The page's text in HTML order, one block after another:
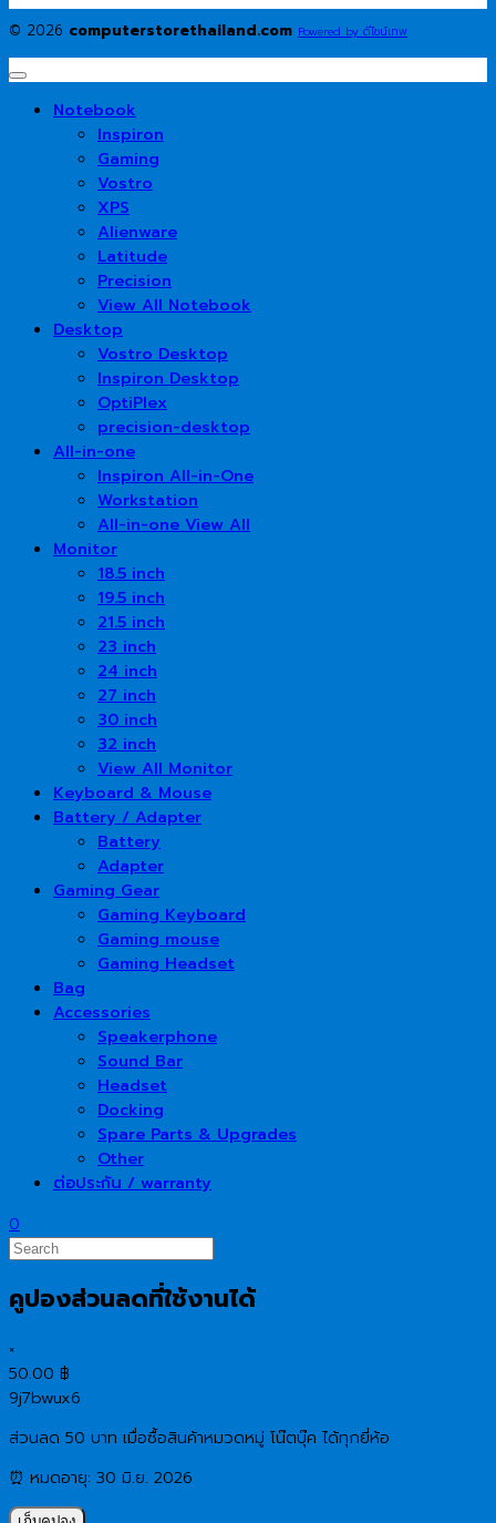
© 2026 computerstorethailand.com Powered by ดีไซน์เทพ
Notebook
Inspiron
Gaming
Vostro
XPS
Alienware
Latitude
Precision
View All Notebook
Desktop
Vostro Desktop
Inspiron Desktop
OptiPlex
precision-desktop
All-in-one
Inspiron All-in-One
Workstation
All-in-one View All
Monitor
18.5 inch
19.5 inch
21.5 inch
23 inch
24 inch
27 inch
30 inch
32 inch
View All Monitor
Keyboard & Mouse
Battery / Adapter
Battery
Adapter
Gaming Gear
Gaming Keyboard
Gaming mouse
Gaming Headset
Bag
Accessories
Speakerphone
Sound Bar
Headset
Docking
Spare Parts & Upgrades
Other
ต่อประกัน / warranty
0
คูปองส่วนลดที่ใช้งานได้
×
50.00 ฿
9j7bwux6
ส่วนลด 50 บาท เมื่อซื้อสินค้าหมวดหมู่ โน๊ตบุ๊ค ได้ทุกยี่ห้อ
⏰ หมดอายุ: 30 มิ.ย. 2026